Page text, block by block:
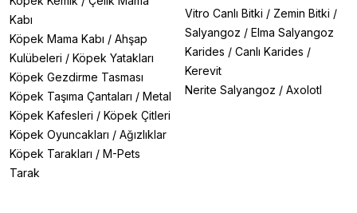
Kabı
Köpek Mama Kabı / Ahşap
Kulübeleri / Köpek Yatakları
Köpek Gezdirme Tasması
Köpek Taşıma Çantaları / Metal
Köpek Kafesleri / Köpek Çitleri
Köpek Oyuncakları / Ağızlıklar
Köpek Tarakları / M-Pets
Tarak
Vitro Canlı Bitki / Zemin Bitki /
Salyangoz / Elma Salyangoz
Karides / Canlı Karides /
Kerevit
Nerite Salyangoz / Axolotl